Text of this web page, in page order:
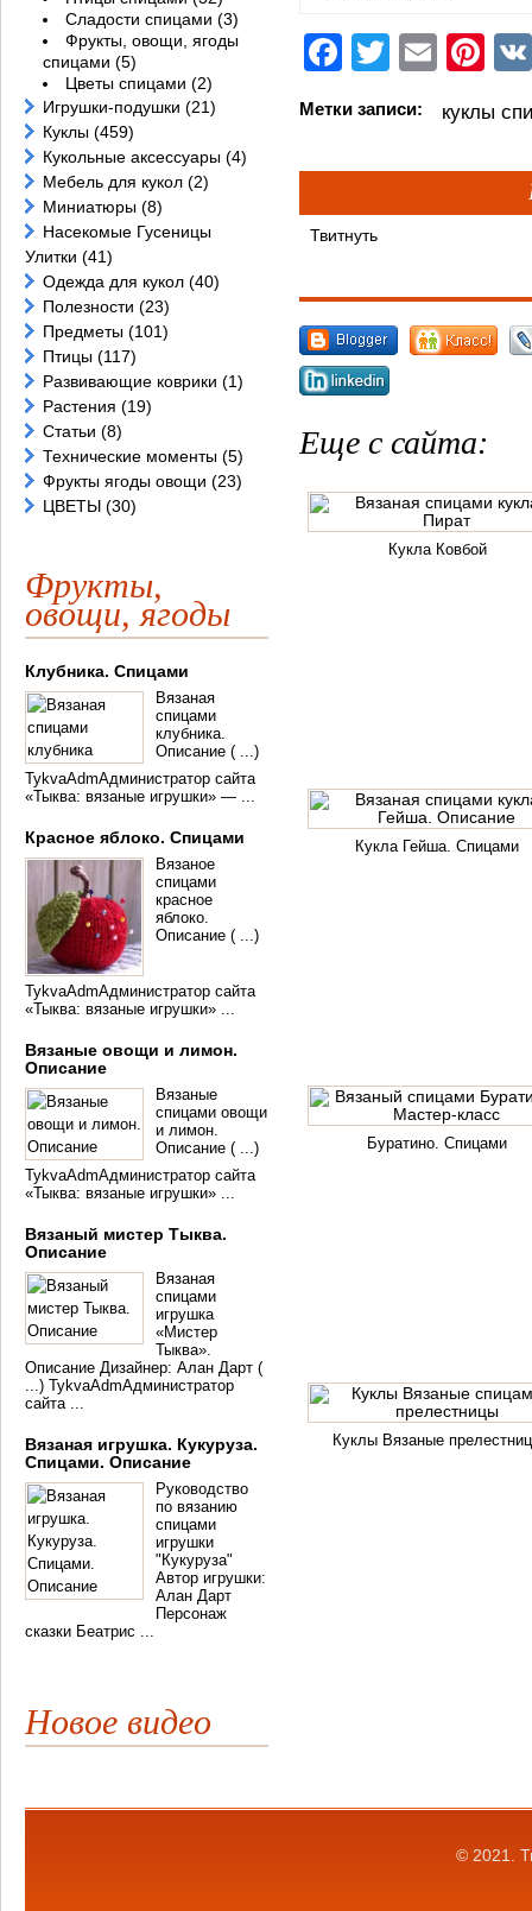
Facebook
Twitter
Email
Метки записи: куклы
Твитнуть
Еще с сайта:
Кукла Ковбой
Кукла Гейша. Спицами
Буратино. Спицами
Куклы Вязаные
Сладости спицами (3)
Фрукты, овощи, ягоды
спицами (5)
Цветы спицами (2)
Игрушки-подушки (21)
Куклы (459)
Кукольные аксессуары (4)
Мебель для кукол (2)
Миниатюры (8)
Насекомые Гусеницы
Улитки (41)
Одежда для кукол (40)
Полезности (23)
Предметы (101)
Птицы (117)
Развивающие коврики (1)
Растения (19)
Статьи (8)
Технические моменты (5)
Фрукты ягоды овощи (23)
ЦВЕТЫ (30)
Фрукты,
овощи, ягоды
Клубника. Спицами
Вязаная
спицами
клубника.
Описание ( ...)
TykvaAdmАдминистратор сайта
«Тыква: вязаные игрушки» — ...
Красное яблоко. Спицами
Вязаное
спицами
красное
яблоко.
Описание ( ...)
TykvaAdmАдминистратор сайта
«Тыква: вязаные игрушки» ...
Вязаные овощи и лимон.
Описание
Вязаные
спицами овощи
и лимон.
Описание ( ...)
TykvaAdmАдминистратор сайта
«Тыква: вязаные игрушки» ...
Вязаный мистер Тыква.
Описание
Вязаная
спицами
игрушка
«Мистер
Тыква».
Описание Дизайнер: Алан Дарт (
...) TykvaAdmАдминистратор
сайта ...
Вязаная игрушка. Кукуруза.
Спицами. Описание
Руководство
по вязанию
спицами
игрушки
"Кукуруза"
Автор игрушки:
Алан Дарт
Персонаж
сказки Беатрис ...
Новое видео
© 2021.